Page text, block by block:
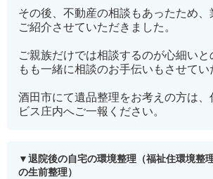
その後、不動産の相談もあったため
ご紹介させていただきました。
ご親族だけでは相談するのが心細い
もも一緒に相談のお手伝いもさせてい
酒田市にて遺品整理をお考えの方は、
ビス庄内へご一報ください。
退院後の自宅の環境整理（福祉住環境整
の生前整理）